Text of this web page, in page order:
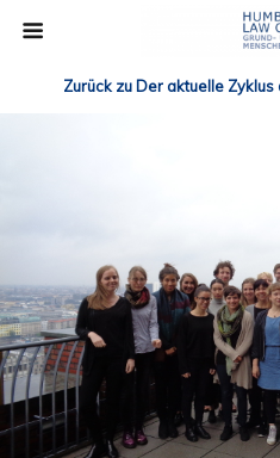
Zurück zu Der aktuelle